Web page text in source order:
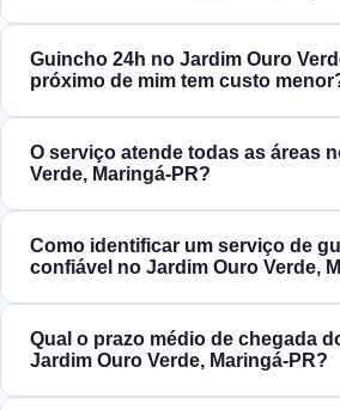
Guincho 24h no Jardim Ouro
próximo de mim tem custo
O serviço atende todas as áreas
Verde, Maringá‑PR?
Como identificar um serviço de
confiável no Jardim Ouro Verde,
Qual o prazo médio de chegada
Jardim Ouro Verde, Maringá‑PR?